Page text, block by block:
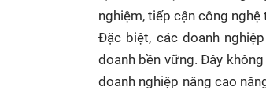
nghiệm, tiếp cận công
Đặc biệt, các doanh
doanh bền vững. Đây
doanh nghiệp nâng cao